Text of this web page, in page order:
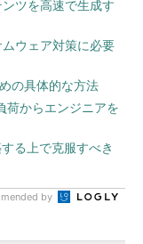
ツを高速で生成す
ウェア対策に必要
の具体的な方法
荷からエンジニアを
る上で克服すべき
by